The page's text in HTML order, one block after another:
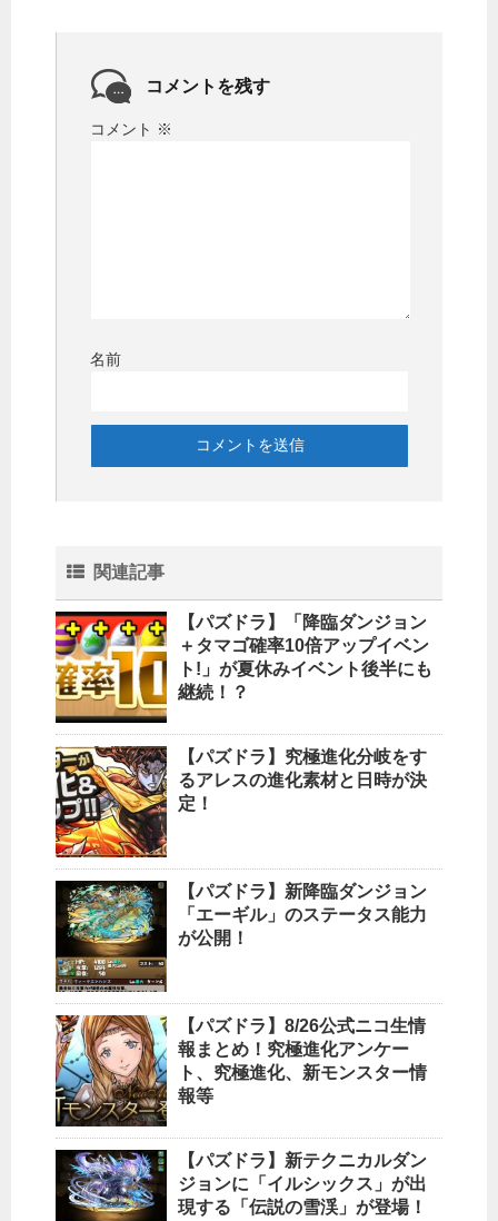
コメントを残す
コメント ※
名前
関連記事
【パズドラ】「降臨ダンジョン
＋タマゴ確率10倍アップイベン
ト!」が夏休みイベント後半にも
継続！？
【パズドラ】究極進化分岐をす
るアレスの進化素材と日時が決
定！
【パズドラ】新降臨ダンジョン
「エーギル」のステータス能力
が公開！
【パズドラ】8/26公式ニコ生情
報まとめ！究極進化アンケー
ト、究極進化、新モンスター情
報等
【パズドラ】新テクニカルダン
ジョンに「イルシックス」が出
現する「伝説の雪渓」が登場！